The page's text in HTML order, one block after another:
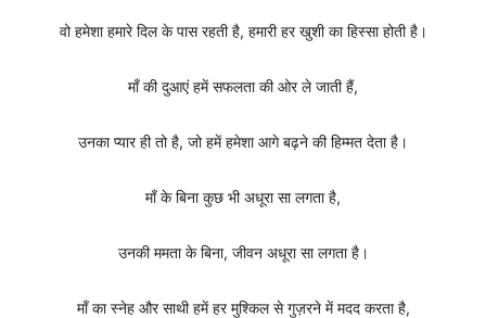
वो हमेशा हमारे दिल के पास रहती है, हमारी हर खुशी का हिस्सा होती है।
माँ की दुआएं हमें सफलता की ओर ले जाती हैं,
उनका प्यार ही तो है, जो हमें हमेशा आगे बढ़ने की हिम्मत देता है।
माँ के बिना कुछ भी अधूरा सा लगता है,
उनकी ममता के बिना, जीवन अधूरा सा लगता है।
माँ का स्नेह और साथी हमें हर मुश्किल से गुज़रने में मदद करता है,